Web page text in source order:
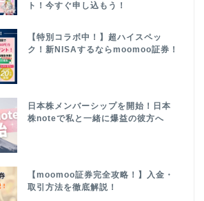
ト！今すぐ申し込もう！
【特別コラボ中！】超ハイスペッ
ク！新NISAするならmoomoo証券！
日本株メンバーシップを開始！日本
株noteで私と一緒に爆益の彼方へ
【moomoo証券完全攻略！】入金・
取引方法を徹底解説！